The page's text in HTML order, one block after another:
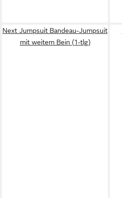
Next Jumpsuit Bandeau-Jumpsuit
mit weitem Bein (1-tlg)